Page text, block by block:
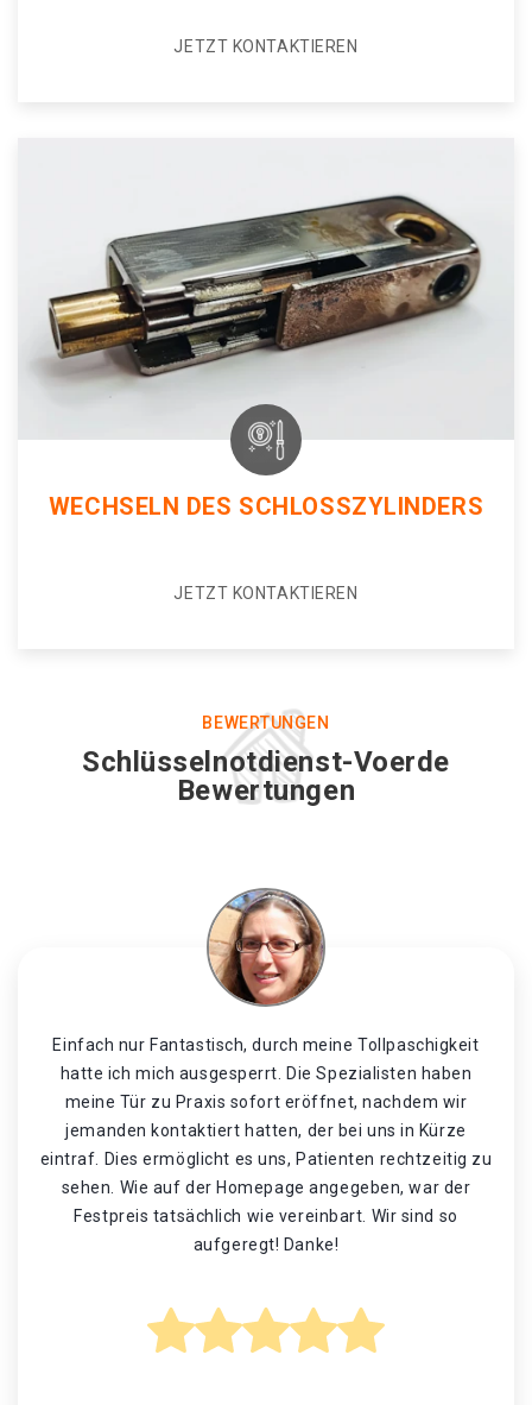
JETZT KONTAKTIEREN
WECHSELN DES SCHLOSSZYLINDERS
JETZT KONTAKTIEREN
BEWERTUNGEN
Schlüsselnotdienst-Voerde
Bewertungen
Einfach nur Fantastisch, durch meine Tollpaschigkeit
hatte ich mich ausgesperrt. Die Spezialisten haben
meine Tür zu Praxis sofort eröffnet, nachdem wir
jemanden kontaktiert hatten, der bei uns in Kürze
eintraf. Dies ermöglicht es uns, Patienten rechtzeitig zu
sehen. Wie auf der Homepage angegeben, war der
Festpreis tatsächlich wie vereinbart. Wir sind so
aufgeregt! Danke!